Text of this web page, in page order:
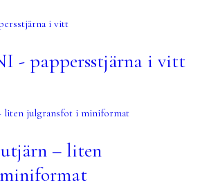
- pappersstjärna i vitt
– liten